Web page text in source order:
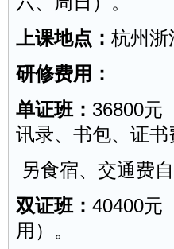
上课地点： 杭州浙
研修费用：
单证班： 36800元
讯录、书包、证书
另食宿、交通费
双证班： 40400元
用）。